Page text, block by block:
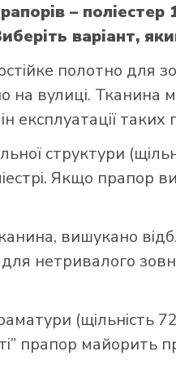
–
варіант,
полотно для
на вулиці. Тканина
експлуатації таких
структури
Якщо прапор
вишукано
нетривалого
(щільність
прапор майорить